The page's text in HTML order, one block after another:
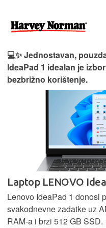
💻✨ Jednostavan,
IdeaPad 1 idealan je
bezbrižno korištenje.
Laptop LENOVO
Lenovo IdeaPad 1 donosi
svakodnevne zadatke uz
RAM-a i brzi 512 GB